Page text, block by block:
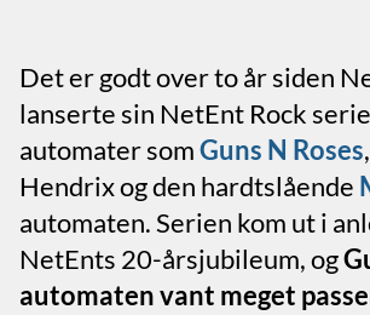
Det er godt over to år siden
lanserte sin NetEnt Rock
automater somGuns N Roses
Hendrix og den hardtslående
automaten. Serien kom ut i
NetEnts 20-årsjubileum, og
automaten vant meget